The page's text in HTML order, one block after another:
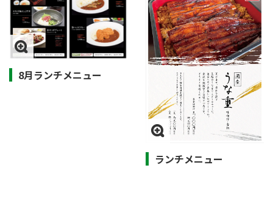
8月ランチメニュー
ランチメニュー